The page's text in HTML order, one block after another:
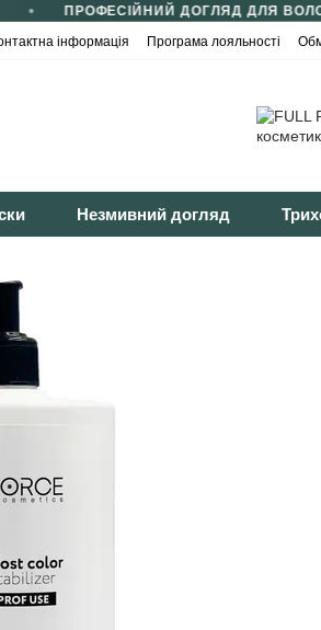
ПРОФЕСІЙНИЙ ДОГЛЯД ДЛЯ
інформація Програма лояльності
Незмивний догляд